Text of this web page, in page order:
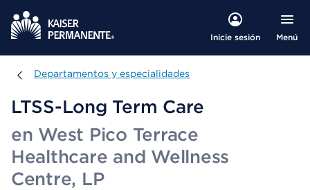
Inicie sesión Menú
Departamentos y especialidades
Departamentos y especialidades
LTSS-Long Term Care
en West Pico Terrace
Healthcare and Wellness
Centre, LP